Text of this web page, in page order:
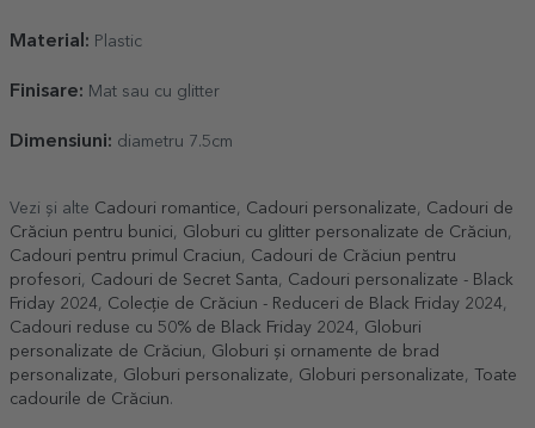
Material: Plastic
Finisare: Mat sau cu glitter
Dimensiuni: diametru 7.5cm
Vezi și alte Cadouri romantice Cadouri personalizate
Cadouri de
Crăciun pentru bunici
Globuri cu glitter personalizate de Crăciun
Cadouri pentru primul Craciun
Cadouri de Crăciun pentru
profesori
Cadouri de Secret Santa
Cadouri personalizate - Black
Friday 2024
Colecție de Crăciun - Reduceri de Black Friday 2024
Cadouri reduse cu 50% de Black Friday 2024
Globuri
personalizate de Crăciun
Globuri și ornamente de brad
personalizate
Globuri personalizate Globuri personalizate
Toate
cadourile de Crăciun.